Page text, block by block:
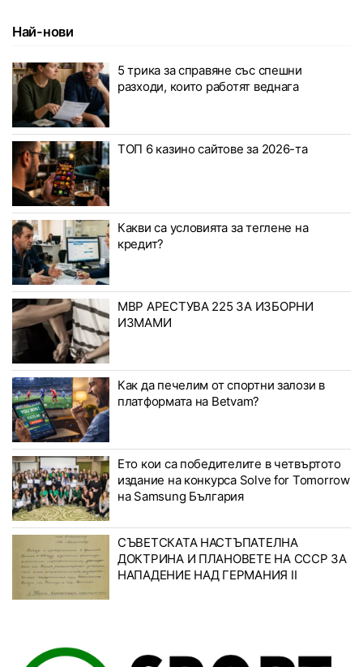
Най-нови
5 трика за справяне със спешни
разходи, които работят веднага
ТОП 6 казино сайтове за 2026-та
Какви са условията за теглене на
кредит?
МВР АРЕСТУВА 225 ЗА ИЗБОРНИ
ИЗМАМИ
Как да печелим от спортни залози в
платформата на Betvam?
Ето кои са победителите в четвъртото
издание на конкурса Solve for Tomorrow
на Samsung България
СЪВЕТСКАТА НАСТЪПАТЕЛНА
ДОКТРИНА И ПЛАНОВЕТЕ НА СССР ЗА
НАПАДЕНИЕ НАД ГЕРМАНИЯ II